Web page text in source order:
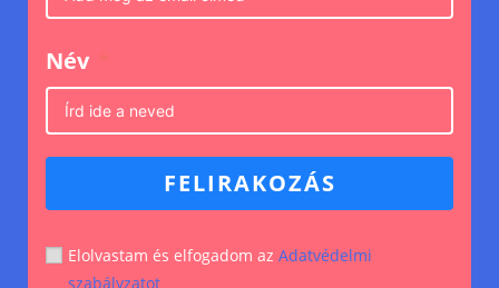
Név
FELIRAKOZÁS
Elolvastam és elfogadom az Adatvédelmi
szabályzatot